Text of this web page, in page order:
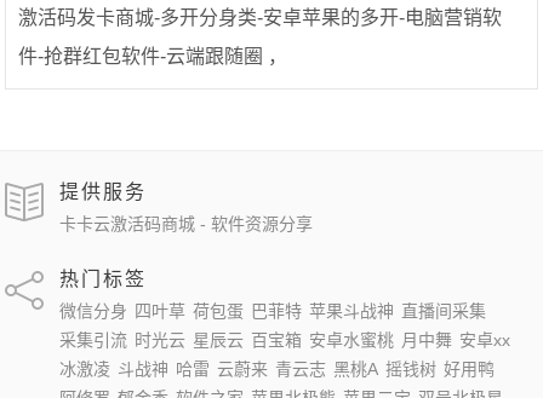
激活码发卡商城-多开分身类-安卓苹果的多开-电脑营销软
件-抢群红包软件-云端跟随圈 ，
提供服务
卡卡云激活码商城 - 软件资源分享
热门标签
微信分身 四叶草 荷包蛋 巴菲特 苹果斗战神 直播间采集
采集引流 时光云 星辰云 百宝箱 安卓水蜜桃 月中舞 安卓xx
冰激凌 斗战神 哈雷 云蔚来 青云志 黑桃A 摇钱树 好用鸭